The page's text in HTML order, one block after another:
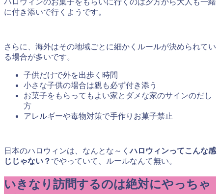
ハロウィンのお菓子をもらいに行くのは夕方から大人も一緒
に付き添いで行く ようです。
さらに、海外はその地域ごとに細かくルールが決められてい
る場合が多いです。
子供だけで外を出歩く時間
小さな子供の場合は親も必ず付き添う
お菓子をもらってもよい家とダメな家のサインのだし
方
アレルギーや毒物対策で手作りお菓子禁止
日本のハロウィンは、なんとな～くハロウィンってこんな感
じじゃない？ でやっていて、ルールなんて無い。
いきなり訪問するのは絶対にやっちゃ